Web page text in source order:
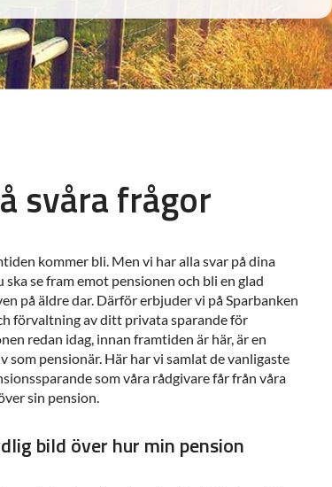
svåra frågor
kommer bli. Men vi har alla svar på dina
se fram emot pensionen och bli en glad
på äldre dar. Därför erbjuder vi på Sparbanken
förvaltning av ditt privata sparande för
redan idag, innan framtiden är här, är en
som pensionär. Här har vi samlat de vanligaste
som våra rådgivare får från våra
sin pension.
bild över hur min pension